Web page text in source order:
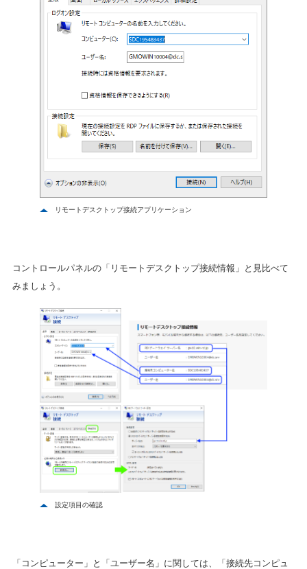
リモートデスクトップ接続アプリケーション
コントロールパネルの「リモートデスクトップ接続情報」と見比べて
みましょう。
設定項目の確認
「コンピューター」と「ユーザー名」に関しては、「接続先コンピュ